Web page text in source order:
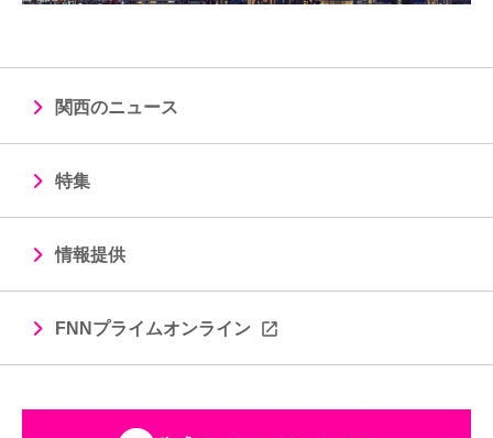
関西のニュース
特集
情報提供
FNNプライムオンライン